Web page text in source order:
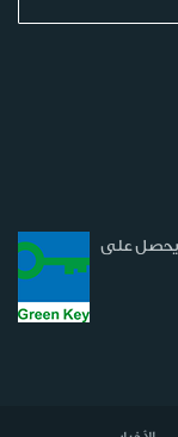
يحصل على